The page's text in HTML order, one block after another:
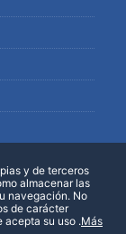
y de terceros
almacenar las
navegación. No
de carácter
acepta su uso .Más